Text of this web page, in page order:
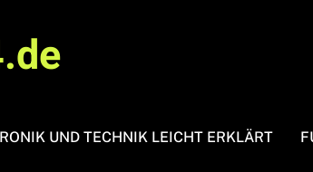
UND TECHNIK LEICHT ERKLÄRT